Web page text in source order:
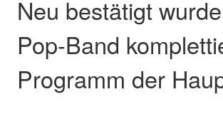
Neu bestätigt
Pop-Band
Programm der